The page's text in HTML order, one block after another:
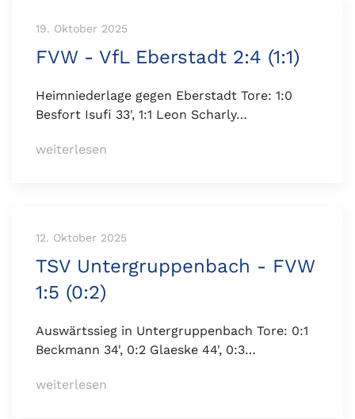
19. Oktober 2025
FVW - VfL Eberstadt 2:4 (1:1)
Heimniederlage gegen Eberstadt Tore: 1:0
Besfort Isufi 33', 1:1 Leon Scharly…
weiterlesen
12. Oktober 2025
TSV Untergruppenbach - FVW
1:5 (0:2)
Auswärtssieg in Untergruppenbach Tore: 0:1
Beckmann 34', 0:2 Glaeske 44', 0:3…
weiterlesen